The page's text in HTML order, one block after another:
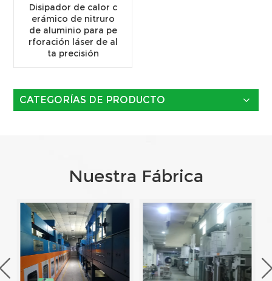
Disipador de calor c
erámico de nitruro
de aluminio para pe
rforación láser de al
ta precisión
CATEGORÍAS DE PRODUCTO
Nuestra Fábrica